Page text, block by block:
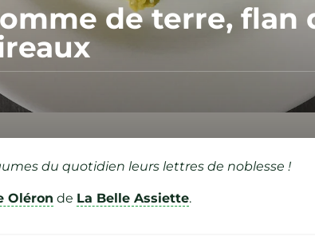
de terre, flan
du quotidien leurs lettres de noblesse !
Oléron de La Belle Assiette.